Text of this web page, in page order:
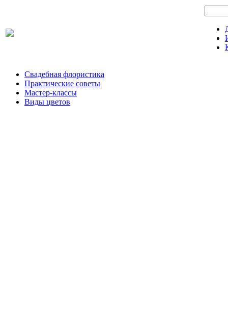
Свадебная флористика
Практические советы
Мастер-классы
Виды цветов